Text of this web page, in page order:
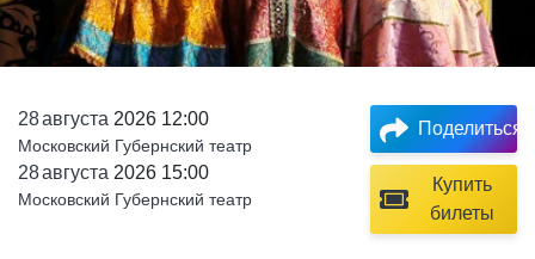
28августа 2026 12:00
Московский Губернский театр
28августа 2026 15:00
Московский Губернский театр
Поделиться
Купить
билеты